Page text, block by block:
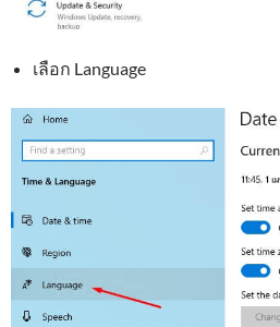
เลือก Language